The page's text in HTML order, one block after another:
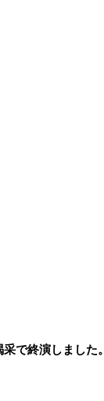
で終演しました。